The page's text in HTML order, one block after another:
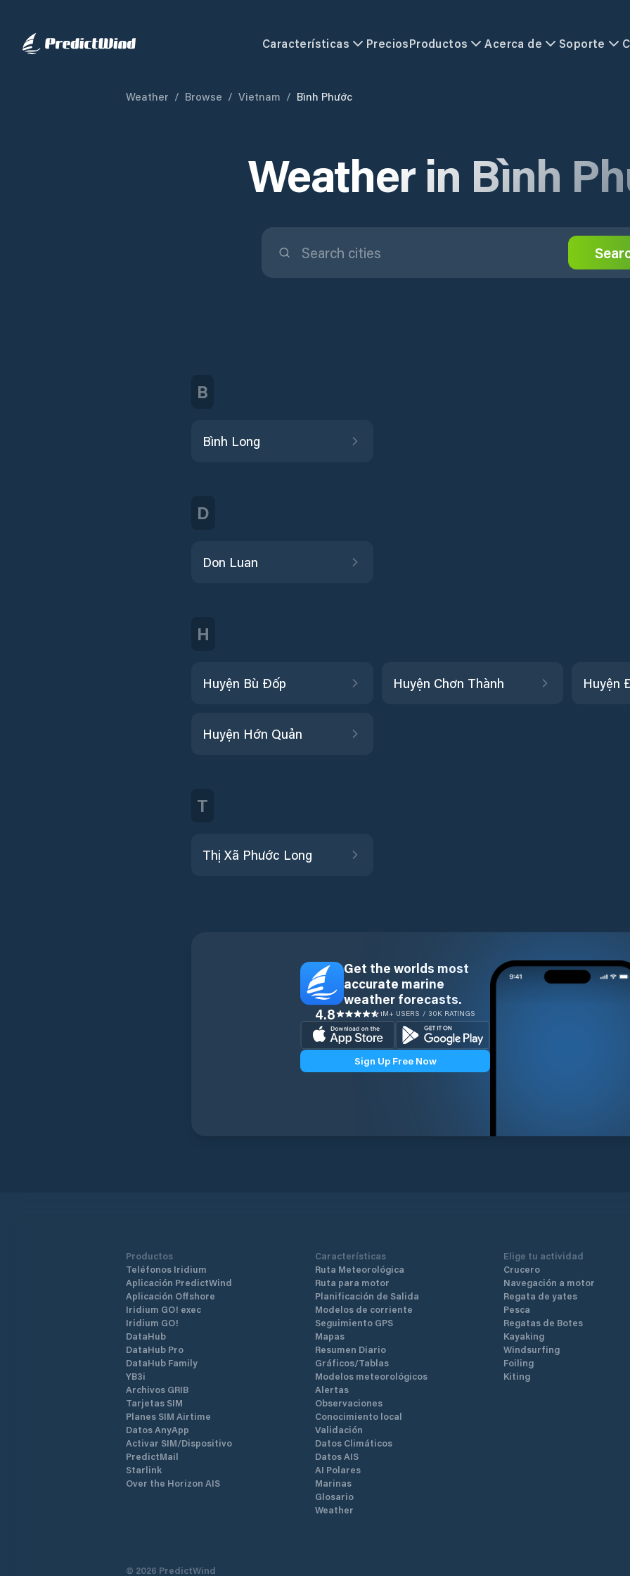
Características PreciosProductos Acerca de Soporte
Weather / Browse / Vietnam / Bình Phước
Weather in Bình
B
Bình Long
D
Don Luan
H
Huyện Bù Đốp Huyện Chơn Thành Huyện
Huyện Hớn Quản
T
Thị Xã Phước Long
Get the worlds most
accurate marine
weather forecasts.
4.8 1M+ USERS / 30K RATINGS
Sign Up Free Now
Productos
Teléfonos Iridium
Aplicación PredictWind
Aplicación Offshore
Iridium GO! exec
Iridium GO!
DataHub
DataHub Pro
DataHub Family
YB3i
Archivos GRIB
Tarjetas SIM
Planes SIM Airtime
Datos AnyApp
Activar SIM/Dispositivo
PredictMail
Starlink
Over the Horizon AIS
Características
Ruta Meteorológica
Ruta para motor
Planificación de Salida
Modelos de corriente
Seguimiento GPS
Mapas
Resumen Diario
Gráficos/Tablas
Modelos meteorológicos
Alertas
Observaciones
Conocimiento local
Validación
Datos Climáticos
Datos AIS
AI Polares
Marinas
Glosario
Weather
Elige tu actividad
Crucero
Navegación a motor
Regata de yates
Pesca
Regatas de Botes
Kayaking
Windsurfing
Foiling
Kiting
© 2026 PredictWind